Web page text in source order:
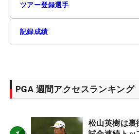
ツアー登録選手
記録成績
PGA 週間アクセスランキング
松山英樹は裏